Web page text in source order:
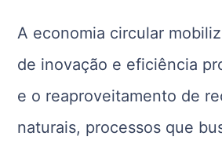
A economia circular
de inovação e eficiência
e o reaproveitamento de
naturais, processos que